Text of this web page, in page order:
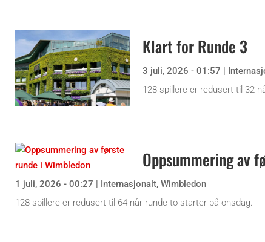
Klart for Runde 3
3 juli, 2026 - 01:57 |
128 spillere er redusert til 32
Oppsummering av
1 juli, 2026 - 00:27 | Internasjonalt, Wimbledon
128 spillere er redusert til 64 når runde to starter på onsdag.